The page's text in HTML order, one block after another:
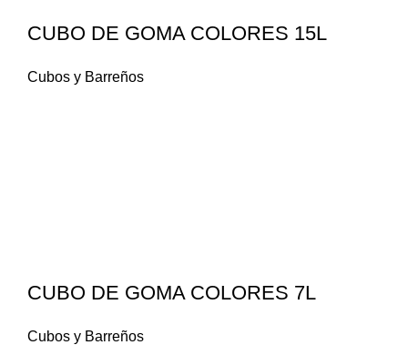
CUBO DE GOMA COLORES 15L
Cubos y Barreños
CUBO DE GOMA COLORES 7L
Cubos y Barreños